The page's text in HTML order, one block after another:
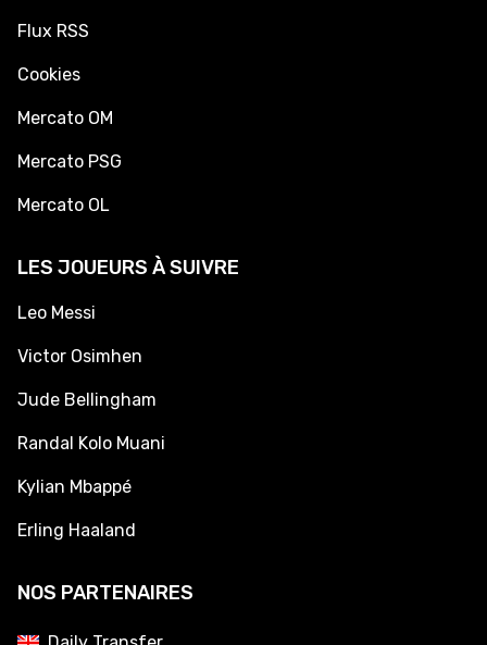
Flux RSS
Cookies
Mercato OM
Mercato PSG
Mercato OL
LES JOUEURS À SUIVRE
Leo Messi
Victor Osimhen
Jude Bellingham
Randal Kolo Muani
Kylian Mbappé
Erling Haaland
NOS PARTENAIRES